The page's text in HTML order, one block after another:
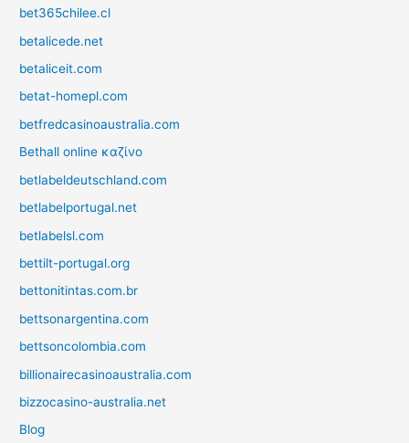
bet365chilee.cl
betalicede.net
betaliceit.com
betat-homepl.com
betfredcasinoaustralia.com
Bethall online καζίνο
betlabeldeutschland.com
betlabelportugal.net
betlabelsl.com
bettilt-portugal.org
bettonitintas.com.br
bettsonargentina.com
bettsoncolombia.com
billionairecasinoaustralia.com
bizzocasino-australia.net
Blog